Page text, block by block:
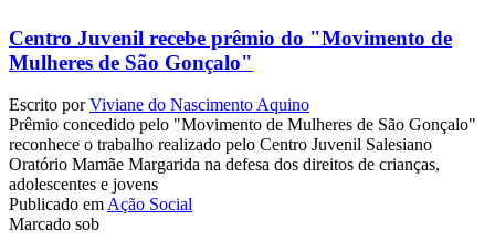
Centro Juvenil recebe prêmio do "Movimento de
Mulheres de São Gonçalo"
Escrito porViviane do Nascimento Aquino
Prêmio concedido pelo "Movimento de Mulheres de São Gonçalo"
reconhece o trabalho realizado pelo Centro Juvenil Salesiano
Oratório Mamãe Margarida na defesa dos direitos de crianças,
adolescentes e jovens
Publicado em Ação Social
Marcado sob